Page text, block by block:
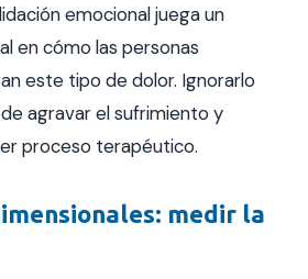
emocional juega un
en cómo las personas
este tipo de dolor. Ignorarlo
agravar el sufrimiento y
proceso terapéutico.
medir la